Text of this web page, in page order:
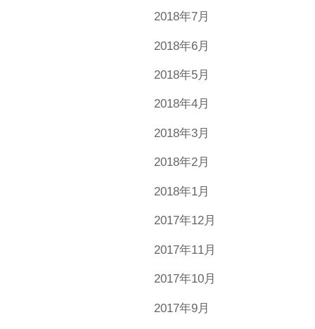
2018年7月
2018年6月
2018年5月
2018年4月
2018年3月
2018年2月
2018年1月
2017年12月
2017年11月
2017年10月
2017年9月